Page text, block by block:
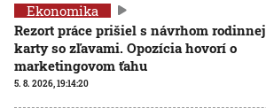
Ekonomika
Rezort práce prišiel s návrhom rodinnej
karty so zľavami. Opozícia hovorí o
marketingovom ťahu
5. 8. 2026, 19:14:20